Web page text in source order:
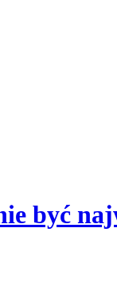
być